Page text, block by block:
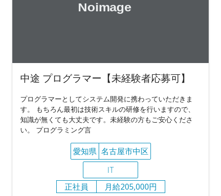
中途 プログラマー【未経験者応募可】
プログラマーとしてシステム開発に携わっていただきま
す。 もちろん最初は技術スキルの研修を行いますので、
知識が無くても大丈夫です。未経験の方もご安心くださ
い。 プログラミング言
愛知県 名古屋市中区
IT
正社員
月給205,000円